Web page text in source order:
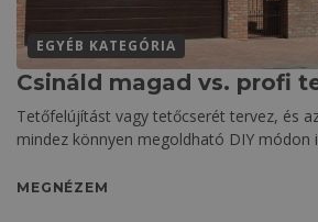
EGYÉB KATEGÓRIA
Csináld magad vs. profi
Tetőfelújítást vagy tetőcserét tervez, és
mindez könnyen megoldható DIY módon
MEGNÉZEM